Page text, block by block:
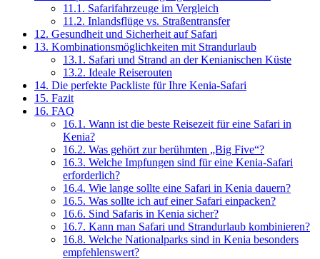
11.1. Safarifahrzeuge im Vergleich
11.2. Inlandsflüge vs. Straßentransfer
12. Gesundheit und Sicherheit auf Safari
13. Kombinationsmöglichkeiten mit Strandurlaub
13.1. Safari und Strand an der Kenianischen Küste
13.2. Ideale Reiserouten
14. Die perfekte Packliste für Ihre Kenia-Safari
15. Fazit
16. FAQ
16.1. Wann ist die beste Reisezeit für eine Safari in
Kenia?
16.2. Was gehört zur berühmten „Big Five“?
16.3. Welche Impfungen sind für eine Kenia-Safari
erforderlich?
16.4. Wie lange sollte eine Safari in Kenia dauern?
16.5. Was sollte ich auf einer Safari einpacken?
16.6. Sind Safaris in Kenia sicher?
16.7. Kann man Safari und Strandurlaub kombinieren?
16.8. Welche Nationalparks sind in Kenia besonders
empfehlenswert?